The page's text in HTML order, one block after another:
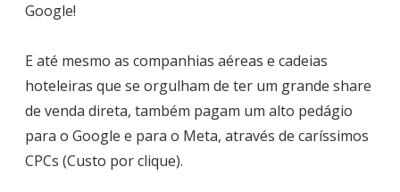
Google!
E até mesmo as companhias aéreas e cadeias
hoteleiras que se orgulham de ter um grande share
de venda direta, também pagam um alto pedágio
para o Google e para o Meta, através de caríssimos
CPCs (Custo por clique).